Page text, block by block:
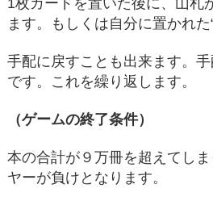
ます。もしくは自分に置かれた
手配に戻すことも出来ます。
です。これを繰り返します。
（ゲームの終了条件）
本の合計が９万冊を超えてし
ヤーが負けとなります。